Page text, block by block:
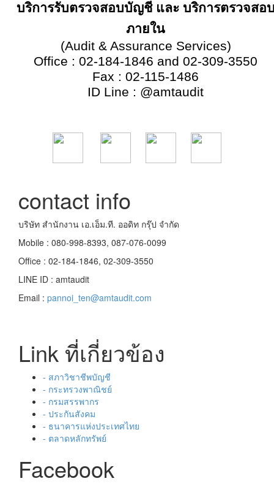
บริการรับตรวจสอบบัญชี และ บริการตรวจสอ
ภายใน
(Audit & Assurance Services)
Office : 02-184-1846 and 02-309-3550
Fax : 02-115-1486
ID Line : @amtaudit
contact info
บริษัท สำนักงาน เอ.เอ็ม.ที. ออดิท กรุ๊ป จำกัด
Mobile : 080-998-8393, 087-076-0099
Office : 02-184-1846, 02-309-3550
LINE ID : amtaudit
Email : pannoi_ten@amtaudit.com
Link ที่เกี่ยวข้อง
- สภาวิชาชีพบัญชี
- กระทรวงพาณิชย์
- กรมสรรพากร
- ประกันสังคม
- ธนาคารแห่งประเทศไทย
- ตลาดหลักทรัพย์
Facebook